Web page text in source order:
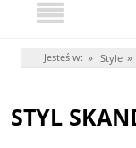
Jesteś w: » Style »
STYL